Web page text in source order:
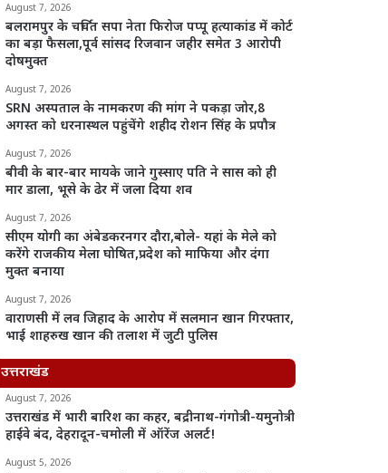
August 7, 2026
बलरामपुर के चर्चित सपा नेता फिरोज पप्पू हत्याकांड में कोर्ट
का बड़ा फैसला,पूर्व सांसद रिजवान जहीर समेत 3 आरोपी
दोषमुक्त
August 7, 2026
SRN अस्पताल के नामकरण की मांग ने पकड़ा जोर,8
अगस्त को धरनास्थल पहुंचेंगे शहीद रोशन सिंह के प्रपौत्र
August 7, 2026
बीवी के बार-बार मायके जाने गुस्साए पति ने सास को ही
मार डाला, भूसे के ढेर में जला दिया शव
August 7, 2026
सीएम योगी का अंबेडकरनगर दौरा,बोले- यहां के मेले को
करेंगे राजकीय मेला घोषित,प्रदेश को माफिया और दंगा
मुक्त बनाया
August 7, 2026
वाराणसी में लव जिहाद के आरोप में सलमान खान गिरफ्तार,
भाई शाहरुख खान की तलाश में जुटी पुलिस
उत्तराखंड
August 7, 2026
उत्तराखंड में भारी बारिश का कहर, बद्रीनाथ-गंगोत्री-यमुनोत्री
हाईवे बंद, देहरादून-चमोली में ऑरेंज अलर्ट!
August 5, 2026